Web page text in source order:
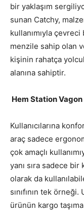
bir yaklaşım
sunan Catchy,
kullanımıyla
menzile sahip olan
kişinin rahatça
alanına sahiptir.
Hem Station
Kullanıcılarına
araç sadece
çok amaçlı
yanı sıra sadece bir
olarak da
sınıfının tek
ürünün kargo